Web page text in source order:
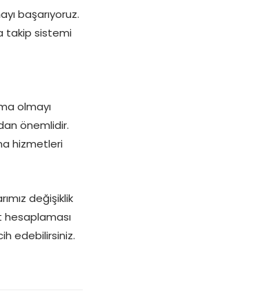
başarıyoruz.
takip sistemi
olmayı
önemlidir.
hizmetleri
değişiklik
hesaplaması
edebilirsiniz.